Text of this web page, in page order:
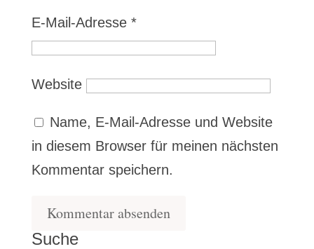
E-Mail-Adresse *
Website
Name, E-Mail-Adresse und Website
in diesem Browser für meinen nächsten
Kommentar speichern.
Suche